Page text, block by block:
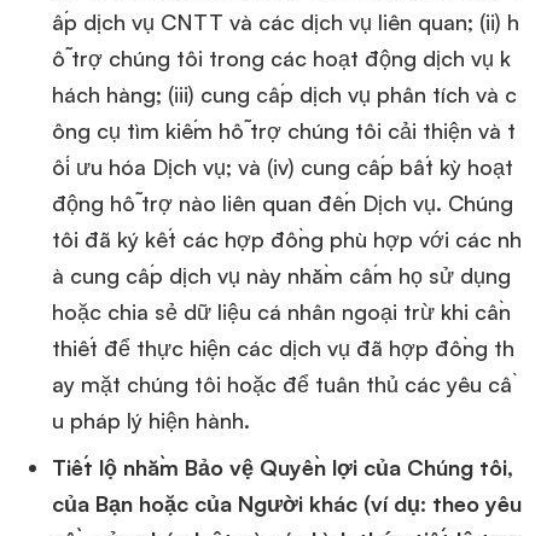
ấp dịch vụ CNTT và các dịch vụ liên quan; (ii) h
ỗ trợ chúng tôi trong các hoạt động dịch vụ k
hách hàng; (iii) cung cấp dịch vụ phân tích và c
ông cụ tìm kiếm hỗ trợ chúng tôi cải thiện và t
ối ưu hóa Dịch vụ; và (iv) cung cấp bất kỳ hoạt
động hỗ trợ nào liên quan đến Dịch vụ. Chúng
tôi đã ký kết các hợp đồng phù hợp với các nh
à cung cấp dịch vụ này nhằm cấm họ sử dụng
hoặc chia sẻ dữ liệu cá nhân ngoại trừ khi cần
thiết để thực hiện các dịch vụ đã hợp đồng th
ay mặt chúng tôi hoặc để tuân thủ các yêu cầ
u pháp lý hiện hành.
Tiết lộ nhằm Bảo vệ Quyền lợi của Chúng tôi,
của Bạn hoặc của Người khác (ví dụ: theo yêu